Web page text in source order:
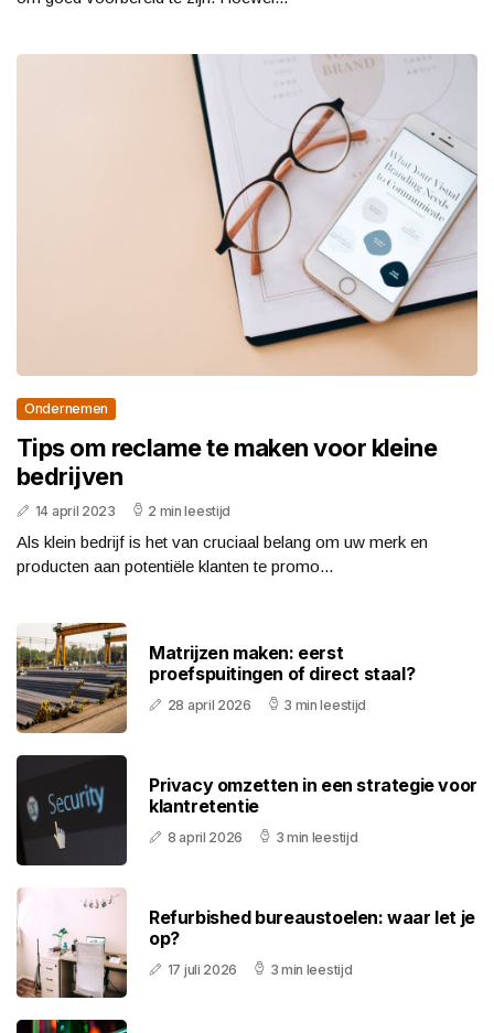
Ondernemen
Tips om reclame te maken voor kleine
bedrijven
14 april 2023 2 min leestijd
Als klein bedrijf is het van cruciaal belang om uw merk en
producten aan potentiële klanten te promo...
Matrijzen maken: eerst
proefspuitingen of direct staal?
28 april 2026 3 min leestijd
Privacy omzetten in een strategie voor
klantretentie
8 april 2026 3 min leestijd
Refurbished bureaustoelen: waar let je
op?
17 juli 2026 3 min leestijd